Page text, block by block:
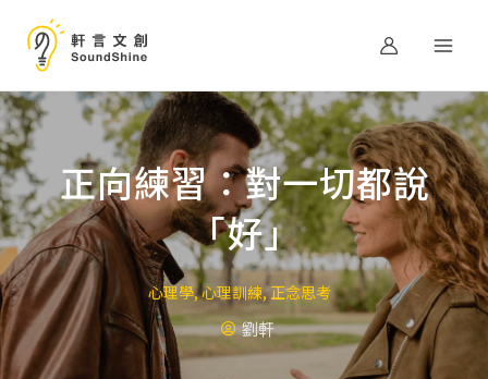
要
內
容
正向練習：對一切都說
「好」
心理學,心理訓練,正念思考
劉軒